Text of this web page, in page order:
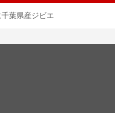
葉県産ジビエ